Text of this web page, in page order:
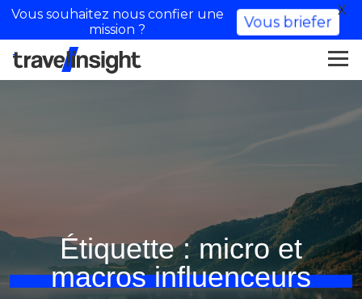
Étiquette : micro et
macros influenceurs
Vous souhaitez nous confier une
mission ?
Vous briefer
X